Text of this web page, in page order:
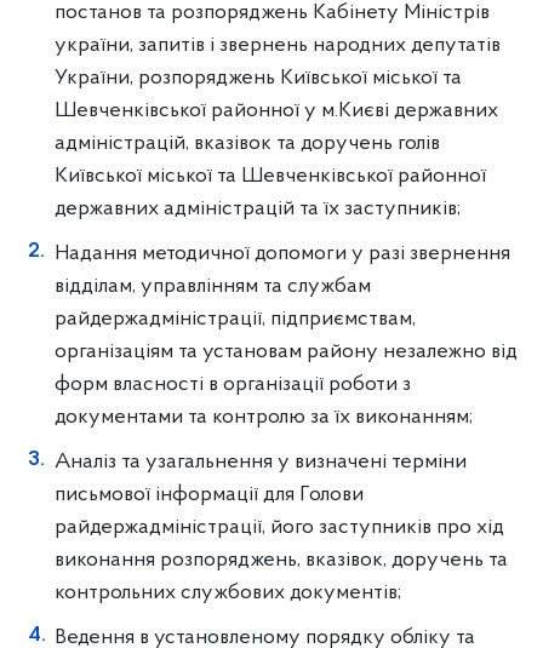
постанов та розпоряджень Кабінету Міністрів
україни, запитів і звернень народних депутатів
України, розпоряджень Київської міської та
Шевченківської районної у м.Києві державних
адміністрацій, вказівок та доручень голів
Київської міської та Шевченківської районної
державних адміністрацій та їх заступників;
Надання методичної допомоги у разі звернення
відділам, управлінням та службам
райдержадміністрації, підприємствам,
організаціям та установам району незалежно від
форм власності в організації роботи з
документами та контролю за їх виконанням;
Аналіз та узагальнення у визначені терміни
письмової інформації для Голови
райдержадміністрації, його заступників про хід
виконання розпоряджень, вказівок, доручень та
контрольних службових документів;
Ведення в установленому порядку обліку та